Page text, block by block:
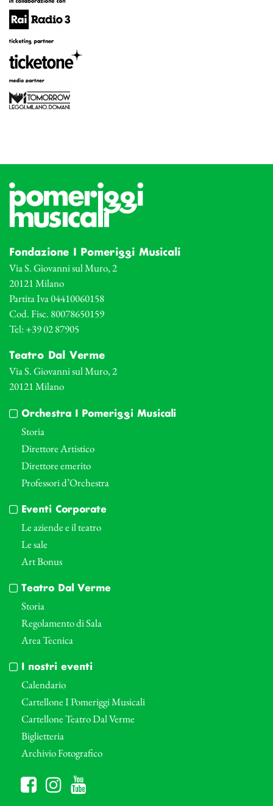
Fondazione I Pomeriggi Musicali
Via S. Giovanni sul Muro, 2
20121 Milano
Partita Iva 04410060158
Cod. Fisc. 80078650159
Tel: +39 02 87905
Teatro Dal Verme
Via S. Giovanni sul Muro, 2
20121 Milano
Orchestra I Pomeriggi Musicali
Storia
Direttore Artistico
Direttore emerito
Professori d’Orchestra
Eventi Corporate
Le aziende e il teatro
Le sale
Art Bonus
Teatro Dal Verme
Storia
Regolamento di Sala
Area Tecnica
I nostri eventi
Calendario
Cartellone I Pomeriggi Musicali
Cartellone Teatro Dal Verme
Biglietteria
Archivio Fotografico